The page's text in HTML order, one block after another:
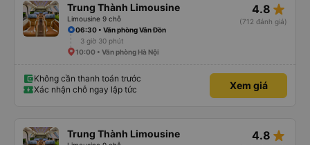
Trung Thành Limousine
Limousine 9 chỗ
4.8 star_rate
(712 đánh giá)
06:30 • Văn phòng Vân Đồn
3 giờ 30 phút
10:00 • Văn phòng Hà Nội
Không cần thanh toán trước
Xác nhận chỗ ngay lập tức
Xem giá
Trung Thành Limousine 4.8 star_rate